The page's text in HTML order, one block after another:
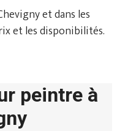
et dans les
et les disponibilités.
peintre à